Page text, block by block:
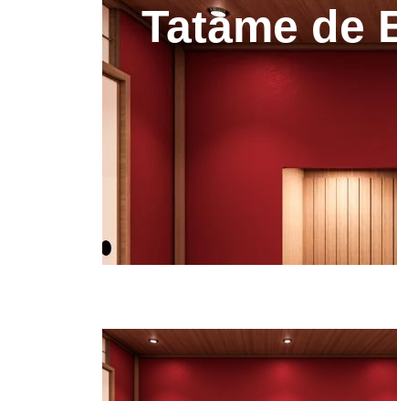
Tatame de